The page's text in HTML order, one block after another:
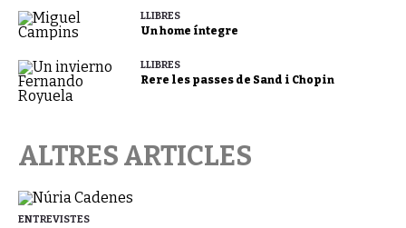
LLIBRES
Un home íntegre
LLIBRES
Rere les passes de Sand i Chopin
ALTRES ARTICLES
ENTREVISTES